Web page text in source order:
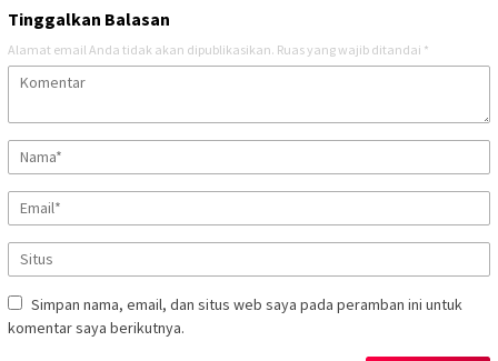
Tinggalkan Balasan
Alamat email Anda tidak akan dipublikasikan. Ruas yang wajib ditandai *
Simpan nama, email, dan situs web saya pada peramban ini untuk
komentar saya berikutnya.